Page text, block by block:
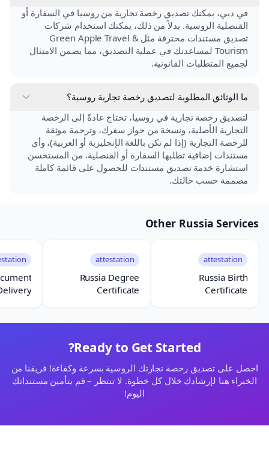
في دبي، يمكنك تصديق رخصة تجارية من روسيا في السفارة أو
القنصلية الروسية. بدلاً من ذلك، يمكنك استخدام شركات
تصديق مستندات محترفة مثل Green Apple Travel &
Tourism لمساعدتك في عملية التصديق، مما يضمن الامتثال
لجميع المتطلبات القانونية.
ما الوثائق المطلوبة لتصديق رخصة تجارية روسية؟
لتصديق رخصة تجارية في روسيا، تحتاج عادةً إلى الرخصة
التجارية الأصلية، ونسخة من جواز سفرك، وترجمة موثقة
للرخصة التجارية (إذا لم تكن باللغة الإنجليزية أو العربية)، وأي
مستندات إضافية تطلبها السفارة أو القنصلية. من المستحسن
استشارة خدمة تصديق مستندات للحصول على قائمة كاملة
مصممة حسب حالتك.
Other Russia Services
attestation
Russia Birth
Certificate
attestation
Russia Degree
Certificate
Ready to Get Started?
احصل على تصديق رخصة تجارتك الروسية بسرعة وكفاءة! فريقنا من
الخبراء هنا لإرشادك خلال كل خطوة. لا تنتظر – قم بتأمين مستنداتك
اليوم!